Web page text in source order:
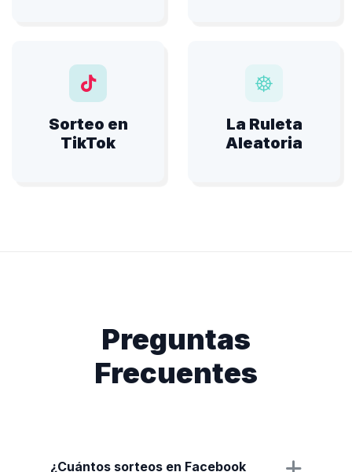
Sorteo en
TikTok
La Ruleta
Aleatoria
Preguntas
Frecuentes
¿Cuántos sorteos en Facebook